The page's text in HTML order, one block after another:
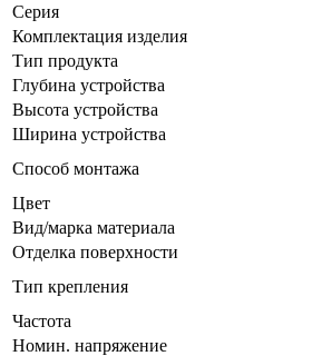
Серия
Комплектация изделия
Тип продукта
Глубина устройства
Высота устройства
Ширина устройства
Способ монтажа
Цвет
Вид/марка материала
Отделка поверхности
Тип крепления
Частота
Номин. напряжение